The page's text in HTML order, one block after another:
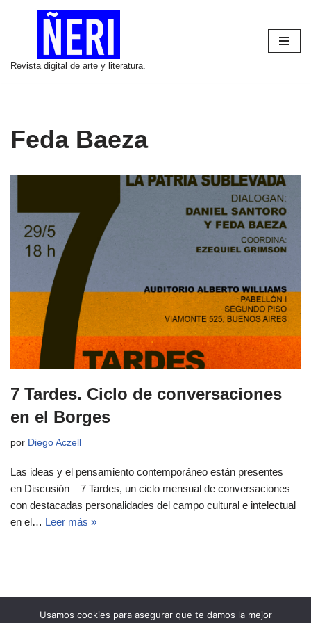
contenido
Revista digital de arte y literatura.
Feda Baeza
7 Tardes. Ciclo de conversaciones
en el Borges
por Diego Aczell
Las ideas y el pensamiento contemporáneo están presentes
en Discusión – 7 Tardes, un ciclo mensual de conversaciones
con destacadas personalidades del campo cultural e intelectual
en el… Leer más »
Usamos cookies para asegurar que te damos la mejor